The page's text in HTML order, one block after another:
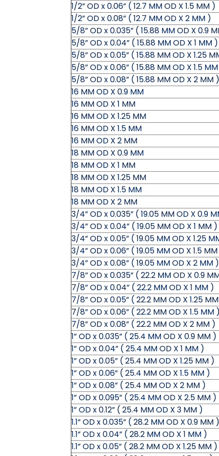
1/2” OD x 0.06” ( 12.7 MM OD X 1.5 MM )
1/2” OD x 0.08” ( 12.7 MM OD X 2 MM )
5/8” OD x 0.035” ( 15.88 MM OD X 0.9
5/8” OD x 0.04” ( 15.88 MM OD X 1 MM )
5/8” OD x 0.05” ( 15.88 MM OD X 1.25
5/8” OD x 0.06” ( 15.88 MM OD X 1.5
5/8” OD x 0.08” ( 15.88 MM OD X 2 MM )
16 MM OD X 0.9 MM
16 MM OD X 1 MM
16 MM OD X 1.25 MM
16 MM OD X 1.5 MM
16 MM OD X 2 MM
18 MM OD X 0.9 MM
18 MM OD X 1 MM
18 MM OD X 1.25 MM
18 MM OD X 1.5 MM
18 MM OD X 2 MM
3/4” OD x 0.035” ( 19.05 MM OD X 0.9
3/4” OD x 0.04” ( 19.05 MM OD X 1 MM )
3/4” OD x 0.05” ( 19.05 MM OD X 1.25
3/4” OD x 0.06” ( 19.05 MM OD X 1.5
3/4” OD x 0.08” ( 19.05 MM OD X 2 MM )
7/8” OD x 0.035” ( 22.2 MM OD X 0.9
7/8” OD x 0.04” ( 22.2 MM OD X 1 MM )
7/8” OD x 0.05” ( 22.2 MM OD X 1.25
7/8” OD x 0.06” ( 22.2 MM OD X 1.5 MM
7/8” OD x 0.08” ( 22.2 MM OD X 2 MM )
1” OD x 0.035” ( 25.4 MM OD X 0.9 MM )
1” OD x 0.04” ( 25.4 MM OD X 1 MM )
1” OD x 0.05” ( 25.4 MM OD X 1.25 MM )
1” OD x 0.06” ( 25.4 MM OD X 1.5 MM )
1” OD x 0.08” ( 25.4 MM OD X 2 MM )
1” OD x 0.095” ( 25.4 MM OD X 2.5 MM )
1” OD x 0.12” ( 25.4 MM OD X 3 MM )
1.1” OD x 0.035” ( 28.2 MM OD X 0.9 MM )
1.1” OD x 0.04” ( 28.2 MM OD X 1 MM )
1.1” OD x 0.05” ( 28.2 MM OD X 1.25 MM )